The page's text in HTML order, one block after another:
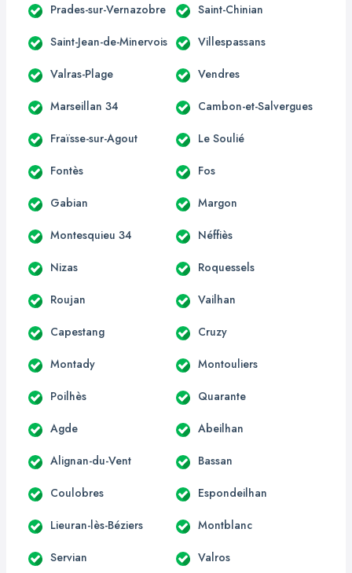
Prades-sur-Vernazobre Saint-Chinian
Saint-Jean-de-Minervois Villespassans
Valras-Plage Vendres
Marseillan 34 Cambon-et-Salvergues
Fraïsse-sur-Agout Le Soulié
Fontès Fos
Gabian Margon
Montesquieu 34 Néffiès
Nizas Roquessels
Roujan Vailhan
Capestang Cruzy
Montady Montouliers
Poilhès Quarante
Agde Abeilhan
Alignan-du-Vent Bassan
Coulobres Espondeilhan
Lieuran-lès-Béziers Montblanc
Servian Valros